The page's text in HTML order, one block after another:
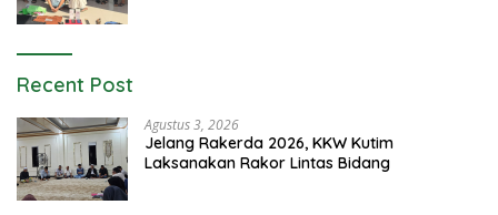
Recent Post
Agustus 3, 2026
Jelang Rakerda 2026, KKW Kutim
Laksanakan Rakor Lintas Bidang